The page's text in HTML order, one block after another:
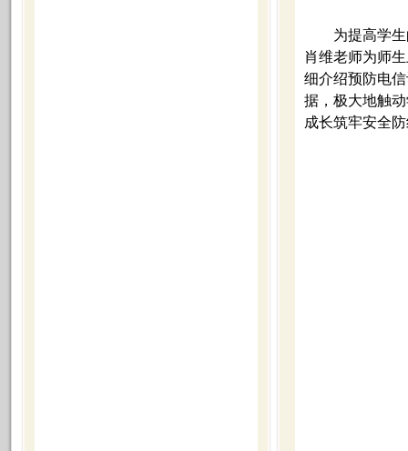
为提高学
肖维老师为师
细介绍预防电
据，极大地触
成长筑牢安全